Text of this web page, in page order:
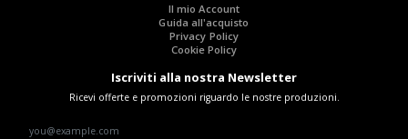
Il mio Account
Guida all'acquisto
Privacy Policy
Cookie Policy
Iscriviti alla nostra Newsletter
Ricevi offerte e promozioni riguardo le nostre produzioni.